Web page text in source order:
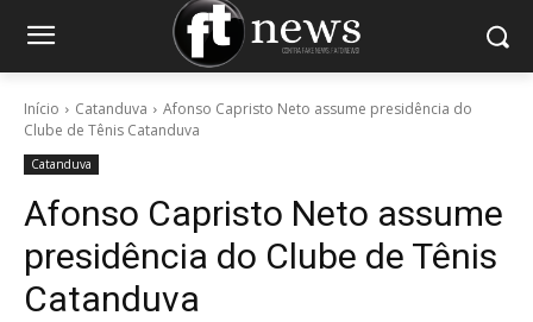
Início Catanduva
Afonso Capristo Neto assume presidência do
Clube de Tênis Catanduva
Catanduva
Afonso Capristo Neto assume
presidência do Clube de Tênis
Catanduva